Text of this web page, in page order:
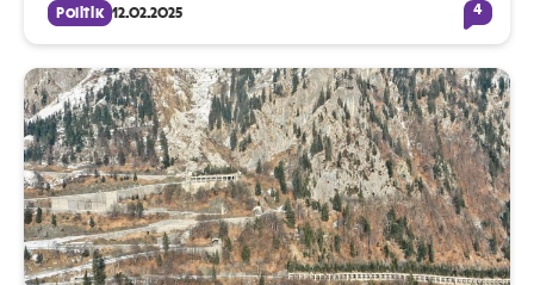
Politik 12.02.2025 4